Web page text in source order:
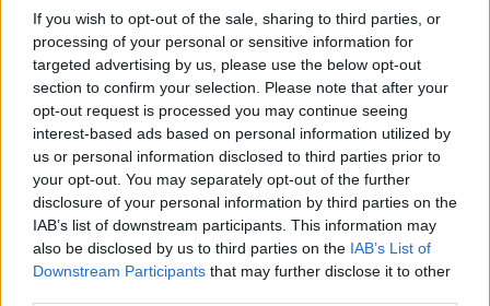
If you wish to opt-out of the sale, sharing to third parties, or
processing of your personal or sensitive information for
targeted advertising by us, please use the below opt-out
section to confirm your selection. Please note that after your
opt-out request is processed you may continue seeing
interest-based ads based on personal information utilized by
us or personal information disclosed to third parties prior to
your opt-out. You may separately opt-out of the further
disclosure of your personal information by third parties on the
IAB’s list of downstream participants. This information may
also be disclosed by us to third parties on the IAB’s List of
Downstream Participants that may further disclose it to other
Fiemme
Fassa
Giudicarie
Rendena
Alto
Adige
Südtirol
Dolomiti
SPORT
Doping: urine di Schwazer saranno
analizzate in Italia